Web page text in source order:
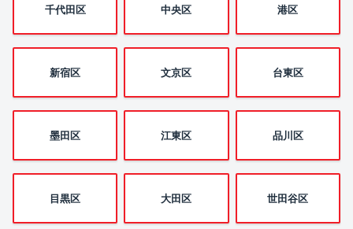
千代田区 中央区 港区
新宿区 文京区 台東区
墨田区 江東区 品川区
目黒区 大田区 世田谷区